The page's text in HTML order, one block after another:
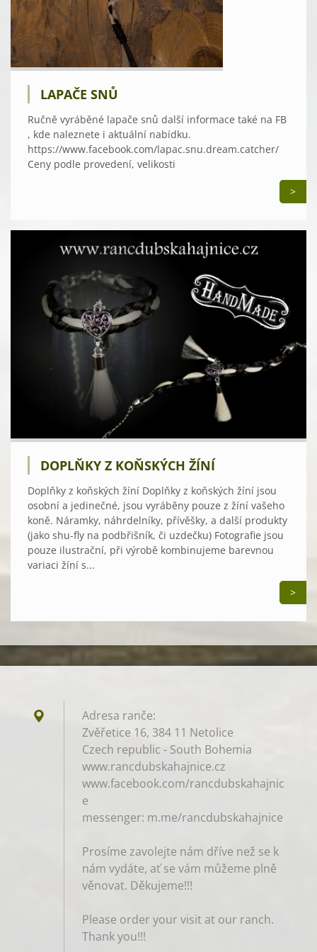
LAPAČE SNŮ
Ručně vyráběné lapače snů další informace také na FB
, kde naleznete i aktuální nabídku.
https://www.facebook.com/lapac.snu.dream.catcher/
Ceny podle provedení, velikosti
>
DOPLŇKY Z KOŇSKÝCH ŽÍNÍ
Doplňky z koňských žíní Doplňky z koňských žíní jsou
osobní a jedinečné, jsou vyráběny pouze z žíní vašeho
koně. Náramky, náhrdelníky, přívěšky, a další produkty
(jako shu-fly na podbřišník, či uzdečku) Fotografie jsou
pouze ilustrační, při výrobě kombinujeme barevnou
variaci žíní s...
>
Adresa ranče:
Zvěřetice 16, 384 11 Netolice
Czech republic - South Bohemia
www.rancdubskahajnice.cz
www.facebook.com/rancdubskahajnic
e
messenger: m.me/rancdubskahajnice
Prosíme zavolejte nám dříve než se k
nám vydáte, ať se vám můžeme plně
věnovat. Děkujeme!!!
Please order your visit at our ranch.
Thank you!!!